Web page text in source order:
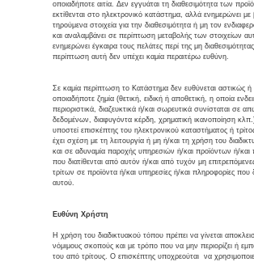
οποιαδήποτε αιτία. Δεν εγγυάται τη διαθεσιμότητα των
εκτίθενται στο ηλεκτρονικό κατάστημα, αλλά ενημερώνει
τηρούμενα στοιχεία για την διαθεσιμότητα ή μη τον
και αναλαμβάνει σε περίπτωση μεταβολής των στοιχείων
ενημερώνει έγκαιρα τους πελάτες περί της μη
περίπτωση αυτή δεν υπέχει καμία περαιτέρω ευθύνη.
Σε καμία περίπτωση το Κατάστημα δεν ευθύνεται αστικώς ή
οποιαδήποτε ζημία (θετική, ειδική ή αποθετική, η οποία
περιοριστικά, διαζευκτικά ή/και σωρευτικά συνίσταται σε
δεδομένων, διαφυγόντα κέρδη, χρηματική ικανοποίηση
υποστεί επισκέπτης του ηλεκτρονικού καταστήματος ή
έχει σχέση με τη λειτουργία ή μη ή/και τη χρήση του
και σε αδυναμία παροχής υπηρεσιών ή/και προϊόντων ή/και
που διατίθενται από αυτόν ή/και από τυχόν μη
τρίτων σε προϊόντα ή/και υπηρεσίες ή/και πληροφορίες που
αυτού.
Ευθύνη Χρήστη
Η χρήση του διαδικτυακού τόπου πρέπει να γίνεται
νόμιμους σκοπούς και με τρόπο που να μην περιορίζει ή
του από τρίτους. Ο επισκέπτης υποχρεούται να